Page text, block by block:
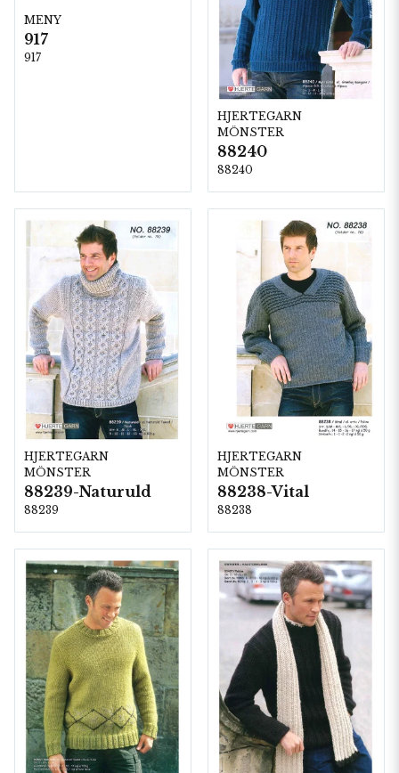
MENY
917
917
HJERTEGARN
MÖNSTER
88240
88240
HJERTEGARN
MÖNSTER
88239-Naturuld
88239
HJERTEGARN
MÖNSTER
88238-Vital
88238